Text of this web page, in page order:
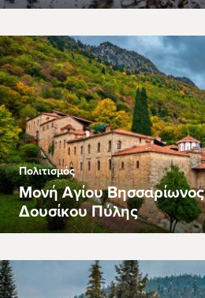
Πολιτισμός
Μονή Αγίου Βησσαρίωνος
Δουσίκου Πύλης